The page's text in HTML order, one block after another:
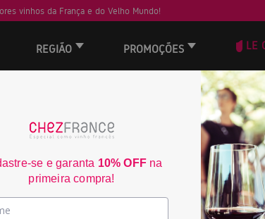
vinhos da França e do Velho Mundo!
REGIÃO PROMOÇÕES LE
30
se e garanta 10% OFF na
primeira compra!